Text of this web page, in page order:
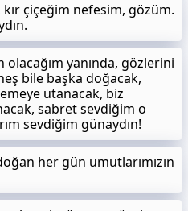
çiçeğim nefesim, gözüm.
olacağım yanında, gözlerini
bile başka doğacak,
utanacak, biz
sabret sevdiğim o
sevdiğim günaydın!
her gün umutlarımızın